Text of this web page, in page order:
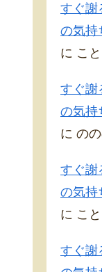
すぐ
の気持
に こ
すぐ
の気持
に の
すぐ
の気持
に こ
すぐ